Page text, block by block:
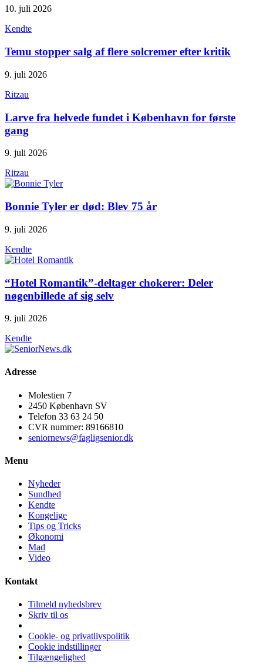
10. juli 2026
Kendte
Temu stopper salg af flere solcremer efter kritik
9. juli 2026
Ritzau
Larve fra helvede fundet i København for første
gang
9. juli 2026
Ritzau
Bonnie Tyler er død: Blev 75 år
9. juli 2026
Kendte
“Hotel Romantik”-deltager chokerer: Deler
nøgenbillede af sig selv
9. juli 2026
Kendte
Adresse
Molestien 7
2450 København SV
Telefon 33 63 24 50
CVR nummer: 89166810
seniornews@fagligsenior.dk
Menu
Nyheder
Sundhed
Kendte
Kongelige
Tips og Tricks
Økonomi
Mad
Video
Kontakt
Tilmeld nyhedsbrev
Skriv til os
Cookie- og privatlivspolitik
Cookie indstillinger
Tilgængelighed